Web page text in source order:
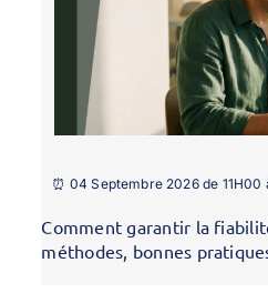
⏰ 04 Septembre 2026 de 11H00
Comment garantir la
méthodes, bonnes